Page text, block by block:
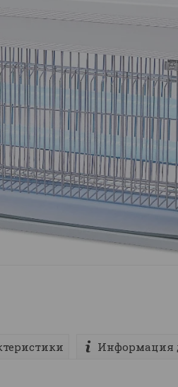
Информация